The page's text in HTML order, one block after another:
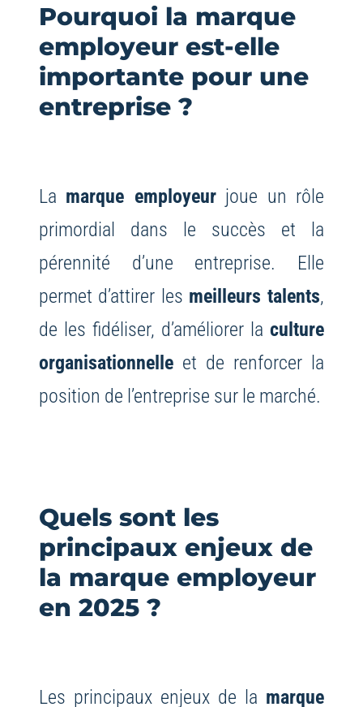
Pourquoi la marque
employeur est-elle
importante pour une
entreprise ?
La marque employeurjoue un rôle
primordial dans le succès et la
pérennité d’une entreprise. Elle
permet d’attirer les meilleurs talents,
de les fidéliser, d’améliorer laculture
organisationnelleet de renforcer la
position de l’entreprise sur le marché.
Quels sont les
principaux enjeux de
la marque employeur
en 2025 ?
Les principaux enjeux de la marque